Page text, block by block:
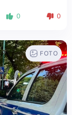
0 0
FOTO